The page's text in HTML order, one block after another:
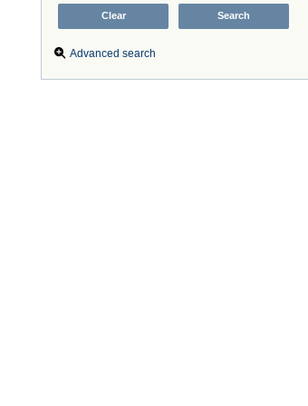
Advanced search